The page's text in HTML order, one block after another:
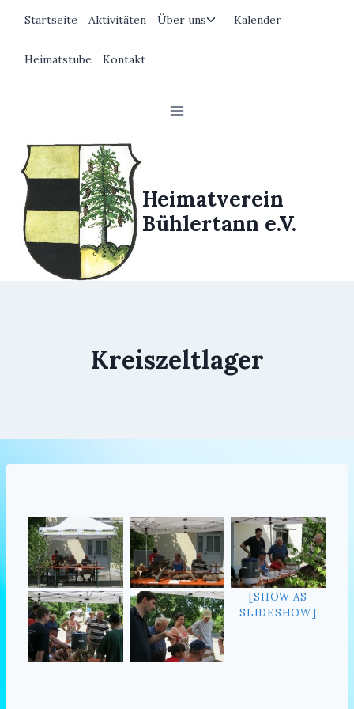
springen
Startseite Aktivitäten Über uns
Untermenü
Kalender
Heimatstube Kontakt
Heimatverein
Bühlertann e.V.
Kreiszeltlager
[SHOW AS
SLIDESHOW]